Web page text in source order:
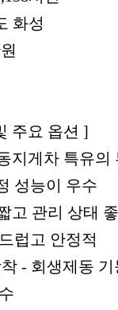
화성
주요 옵션 ]
지게차 특유의
성능이 우수
고 관리 상태
럽고 안정적
- 회생제동 기